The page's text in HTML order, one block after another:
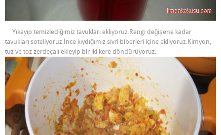
Yıkayıp temizlediğimiz tavukları ekliyoruz.Rengi değişene kadar
tavukları soteliyoruz.İnce kıydığımız sivri biberleri içine ekliyoruz.Kimyon,
tuz ve toz zerdeçalı ekleyip bir iki kere döndürüyoruz.